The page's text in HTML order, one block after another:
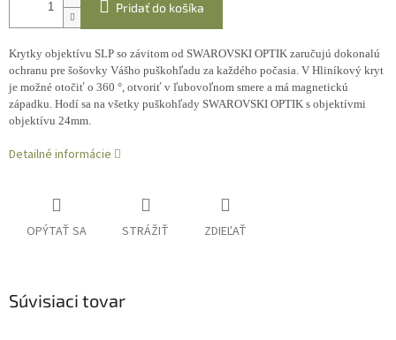
Pridať do košíka
Krytky objektívu SLP so závitom od SWAROVSKI OPTIK zaručujú dokonalú
ochranu pre šošovky Vášho puškohľadu za každého počasia. V Hliníkový kryt
je možné otočiť o 360 °, otvoriť v ľubovoľnom smere a má magnetickú
západku. Hodí sa na všetky puškohľady SWAROVSKI OPTIK s objektívmi
objektívu 24mm.
Detailné informácie
OPÝTAŤ SA STRÁŽIŤ ZDIEĽAŤ
Súvisiaci tovar